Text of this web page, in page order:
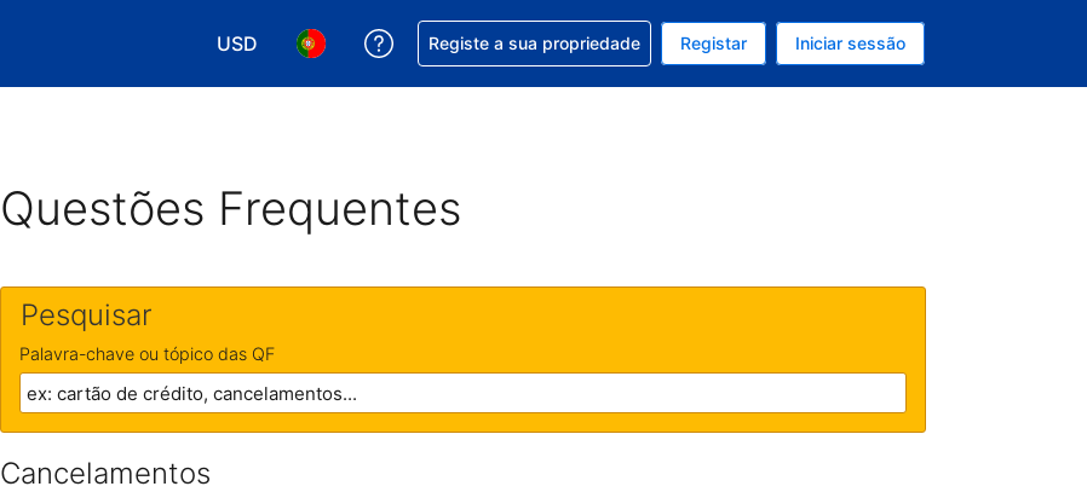
USD
Escolha a sua moeda. A sua moeda atual é Dólar dos EUA
Escolha o seu idioma. O seu idioma atual é Português
Obtenha ajuda com a sua reserva
Registe a sua propriedade Registar Iniciar sessão
Questões Frequentes
Pesquisar
Palavra-chave ou tópico das QF
Cancelamentos